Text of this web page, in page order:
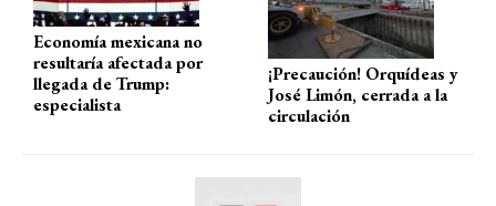
Economía mexicana no
resultaría afectada por
llegada de Trump:
especialista
¡Precaución! Orquídeas y
José Limón, cerrada a la
circulación